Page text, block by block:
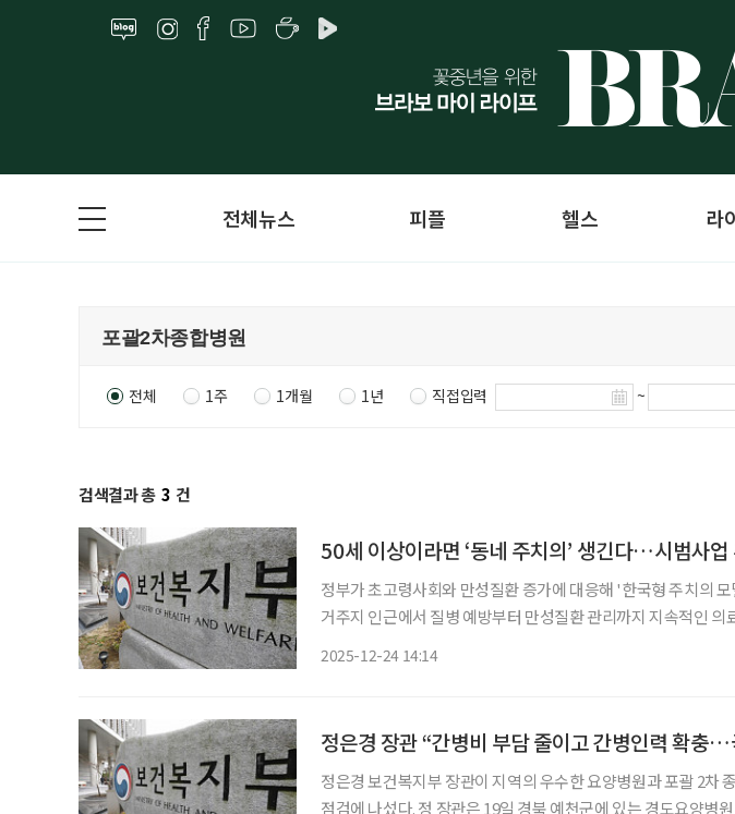
전체뉴스 피플 헬스 라
전체 1주 1개월 1년 직접입력 ~
검색결과 총 3 건
50세 이상이라면 ‘동네 주치의’ 생긴다…시범사업
정부가 초고령사회와 만성질환 증가에 대응해 '한국형 주치의
거주지 인근에서 질병 예방부터 만성질환 관리까지 지속적인 의
2025-12-24 14:14
정은경 장관 “간병비 부담 줄이고 간병인력 확충
정은경 보건복지부 장관이 지역의 우수한 요양병원과 포괄 2차
점검에 나섰다. 정 장관은 19일 경북 예천군에 있는 경도요양병원, 경북 안동시에 있는 포괄 2